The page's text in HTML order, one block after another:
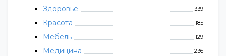
Здоровье 339
Красота 185
Мебель 129
Медицина 236